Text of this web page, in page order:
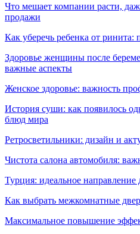
Что мешает компании расти,
продажи
Как уберечь ребенка от ринита:
Здоровье женщины после
важные аспекты
Женское здоровье: важность
История суши: как появилось
блюд мира
Ретросветильники: дизайн и
Чистота салона автомобиля:
Турция: идеальное направление
Как выбрать межкомнатные
Максимальное повышение